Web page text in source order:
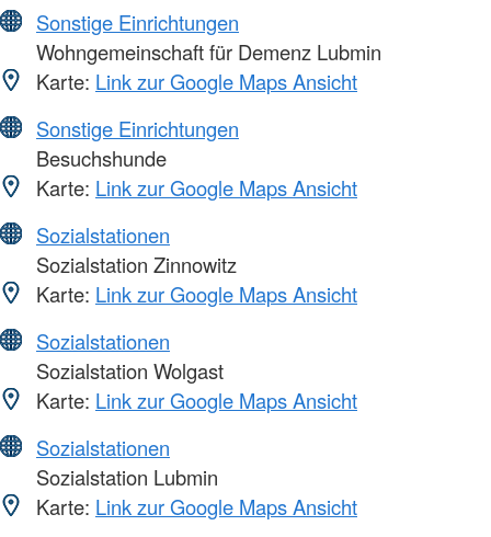
Sonstige Einrichtungen
Wohngemeinschaft für Demenz Lubmin
Karte: Link zur Google Maps Ansicht
Sonstige Einrichtungen
Besuchshunde
Karte: Link zur Google Maps Ansicht
Sozialstationen
Sozialstation Zinnowitz
Karte: Link zur Google Maps Ansicht
Sozialstationen
Sozialstation Wolgast
Karte: Link zur Google Maps Ansicht
Sozialstationen
Sozialstation Lubmin
Karte: Link zur Google Maps Ansicht